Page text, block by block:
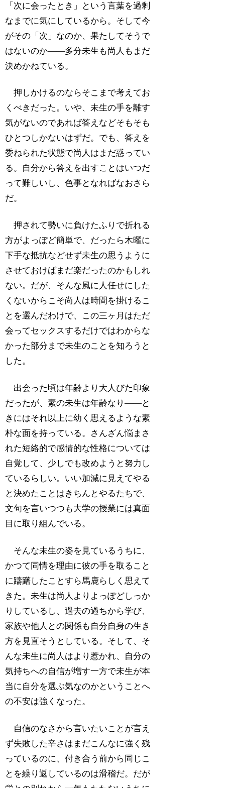
「次に会ったとき」という言葉を過剰
なまでに気にしているから。そして今
がその「次」なのか、果たしてそうで
はないのか――多分未生も尚人もまだ
決めかねている。
押しかけるのならそこまで考えてお
くべきだった。いや、未生の手を離す
気がないのであれば答えなどそもそも
ひとつしかないはずだ。でも、答えを
委ねられた状態で尚人はまだ惑ってい
る。自分から答えを出すことはいつだ
って難しいし、色事となればなおさら
だ。
押されて勢いに負けたふりで折れる
方がよっぽど簡単で、だったら木曜に
下手な抵抗などせず未生の思うように
させておけばまだ楽だったのかもしれ
ない。だが、そんな風に人任せにした
くないからこそ尚人は時間を掛けるこ
とを選んだわけで、この三ヶ月はただ
会ってセックスするだけではわからな
かった部分まで未生のことを知ろうと
した。
出会った頃は年齢より大人びた印象
だったが、素の未生は年齢なり――と
きにはそれ以上に幼く思えるような素
朴な面を持っている。さんざん悩まさ
れた短絡的で感情的な性格については
自覚して、少しでも改めようと努力し
ているらしい。いい加減に見えてやる
と決めたことはきちんとやるたちで、
文句を言いつつも大学の授業には真面
目に取り組んでいる。
そんな未生の姿を見ているうちに、
かつて同情を理由に彼の手を取ること
に躊躇したことすら馬鹿らしく思えて
きた。未生は尚人よりよっぽどしっか
りしているし、過去の過ちから学び、
家族や他人との関係も自分自身の生き
方を見直そうとしている。そして、そ
んな未生に尚人はより惹かれ、自分の
気持ちへの自信が増す一方で未生が本
当に自分を選ぶ気なのかということへ
の不安は強くなった。
自信のなさから言いたいことが言え
ず失敗した辛さはまだこんなに強く残
っているのに、付き合う前から同じこ
とを繰り返しているのは滑稽だ。だが